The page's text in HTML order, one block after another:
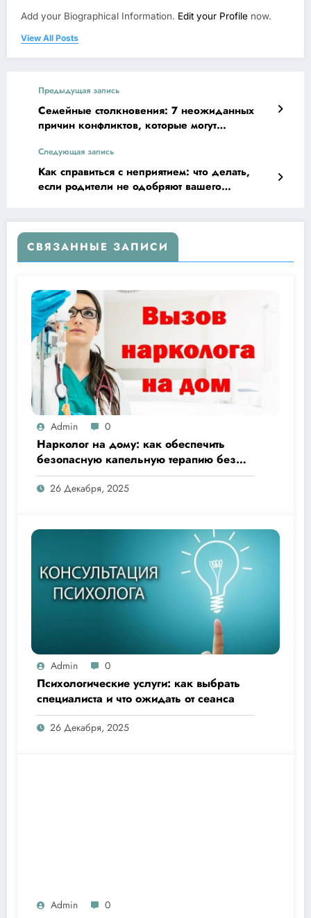
Add your Biographical Information. Edit your Profile now.
View All Posts
Предыдущая запись
Семейные столкновения: 7 неожиданных
причин конфликтов, которые могут
Следующая запись
Как справиться с неприятием: что делать,
если родители не одобряют вашего
СВЯЗАННЫЕ ЗАПИСИ
Admin 0
Нарколог на дому: как обеспечить
безопасную капельную терапию без
похода в клинику
26 Декабря, 2025
Admin 0
Психологические услуги: как выбрать
специалиста и что ожидать от сеанса
26 Декабря, 2025
Admin 0